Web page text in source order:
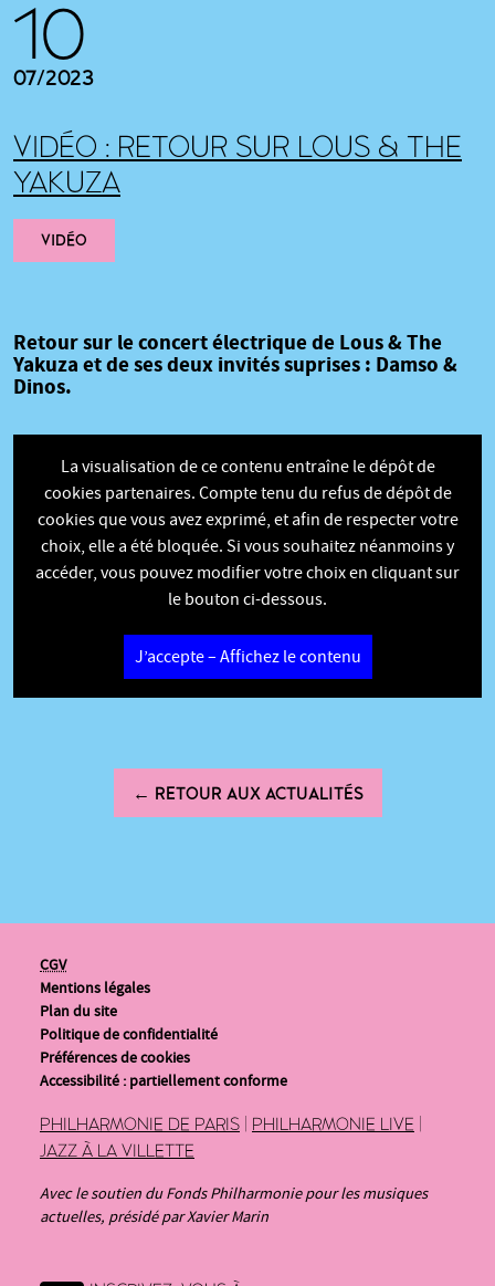
10
07/2023
VIDÉO : RETOUR SUR LOUS & THE
YAKUZA
VIDÉO
Retour sur le concert électrique de Lous & The
Yakuza et de ses deux invités suprises : Damso &
Dinos.
La visualisation de ce contenu entraîne le dépôt de
cookies partenaires. Compte tenu du refus de dépôt de
cookies que vous avez exprimé, et afin de respecter votre
choix, elle a été bloquée. Si vous souhaitez néanmoins y
accéder, vous pouvez modifier votre choix en cliquant sur
le bouton ci-dessous.
J’accepte – Affichez le contenu
← RETOUR AUX ACTUALITÉS
CGV
Mentions légales
Plan du site
Politique de confidentialité
Préférences de cookies
Accessibilité : partiellement conforme
PHILHARMONIE DE PARIS PHILHARMONIE LIVE
JAZZ À LA VILLETTE
Avec le soutien du Fonds Philharmonie pour les musiques
actuelles, présidé par Xavier Marin